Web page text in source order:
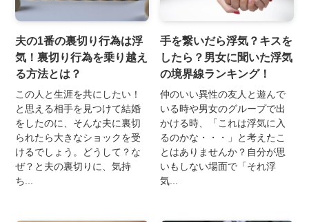
夫の1番の裏切り行為は浮
気！裏切り行為を乗り越え
る方法とは？
この人と生涯を共にしたい！
と思える相手を見つけて結婚
をしたのに、そんな夫に裏切
られたら大きなショックを受
けるでしょう。どうして？な
ぜ？と夫の裏切りに、気持
ち...
手を繋いだら浮気？キスを
したら？男女に聞いた浮気
の境界線ランキング！
仲のいい異性の友人と遊んで
いる時や男女のグループで出
かける時、「これは浮気に入
るのかな・・・」と考えたこ
とはありませんか？自分が思
いもしない場面で「それ浮
気...